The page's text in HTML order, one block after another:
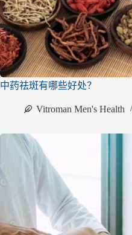
中药祛斑有哪些好处？
Vitroman Men's Health